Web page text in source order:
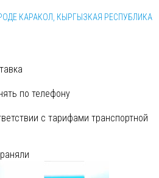
КАРАКОЛ, КЫРГЫЗКАЯ РЕСПУБЛИКА
по телефону
с тарифами транспортной